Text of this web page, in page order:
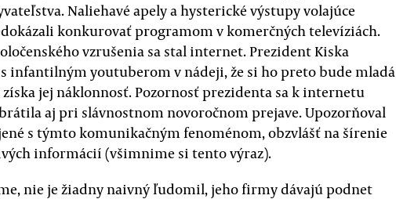
Naliehavé apely a hysterické výstupy volajúce
konkurovať programom v komerčných televíziách.
vzrušenia sa stal internet. Prezident Kiska
infantilným youtuberom v nádeji, že si ho preto bude mladá
získa jej náklonnosť. Pozornosť prezidenta sa k internetu
aj pri slávnostnom novoročnom prejave. Upozorňoval
s týmto komunikačným fenoménom, obzvlášť na šírenie
informácií (všimnime si tento výraz).
nie je žiadny naivný ľudomil, jeho firmy dávajú podnet